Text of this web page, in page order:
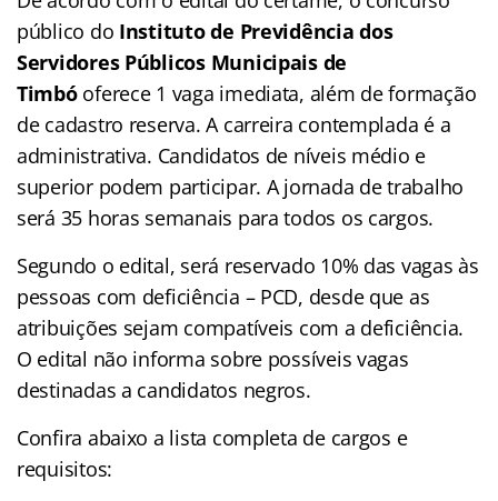
público do Instituto de Previdência dos
Servidores Públicos Municipais de
Timbó oferece 1 vaga imediata, além de formação
de cadastro reserva. A carreira contemplada é a
administrativa. Candidatos de níveis médio e
superior podem participar. A jornada de trabalho
será 35 horas semanais para todos os cargos.
Segundo o edital, será reservado 10% das vagas às
pessoas com deficiência – PCD, desde que as
atribuições sejam compatíveis com a deficiência.
O edital não informa sobre possíveis vagas
destinadas a candidatos negros.
Confira abaixo a lista completa de cargos e
requisitos: